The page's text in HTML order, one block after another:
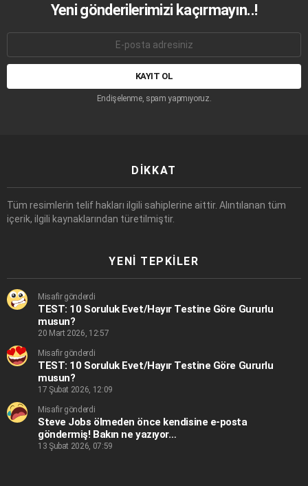
Yeni gönderilerimizi kaçırmayın..!
adresi:
Endişelenme, spam yapmıyoruz.
DIKKAT
Tüm resimlerin telif hakları ilgili sahiplerine aittir. Alıntılanan tüm
içerik, ilgili kaynaklarından türetilmiştir.
YENI TEPKILER
Misafir gönderdi
TEST: 10 Soruluk Evet/Hayır Testine Göre Gururlu
musun?
20 Mart 2026, 12:57
Misafir gönderdi
TEST: 10 Soruluk Evet/Hayır Testine Göre Gururlu
musun?
17 Şubat 2026, 12:09
Misafir gönderdi
Steve Jobs ölmeden önce kendisine e-posta
göndermiş! Bakın ne yazıyor…
13 Şubat 2026, 07:59